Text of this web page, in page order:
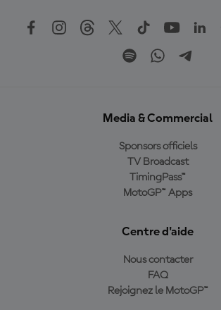
Media & Commercial
Sponsors officiels
TV Broadcast
TimingPass™
MotoGP™ Apps
Centre d'aide
Nous contacter
FAQ
Rejoignez le MotoGP™